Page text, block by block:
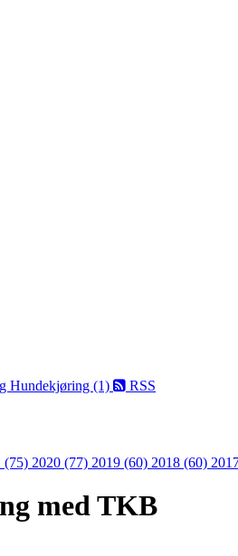
Hundekjøring (1) RSS
(75) 2020 (77) 2019 (60) 2018 (60)
med TKB